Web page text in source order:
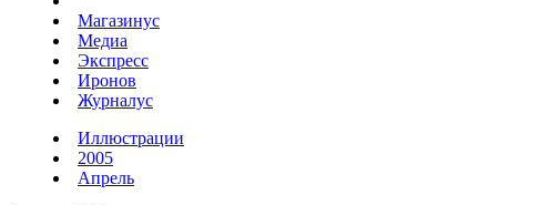
Магазинус
Медиа
Экспресс
Иронов
Журналус
Иллюстрации
2005
Апрель